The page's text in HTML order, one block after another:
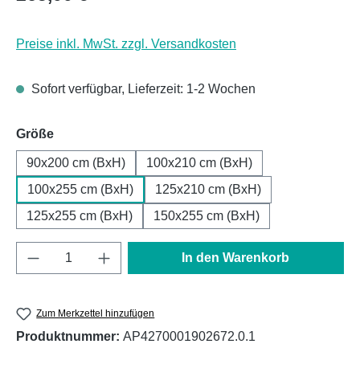
Preise inkl. MwSt. zzgl. Versandkosten
Sofort verfügbar, Lieferzeit: 1-2 Wochen
Größeauswählen
90x200 cm (BxH)
100x210 cm (BxH)
100x255 cm (BxH)
125x210 cm (BxH)
125x255 cm (BxH)
150x255 cm (BxH)
Produkt Anzahl: Gib den gewünschten
In den Warenkorb
Zum Merkzettel hinzufügen
Produktnummer: AP4270001902672.0.1